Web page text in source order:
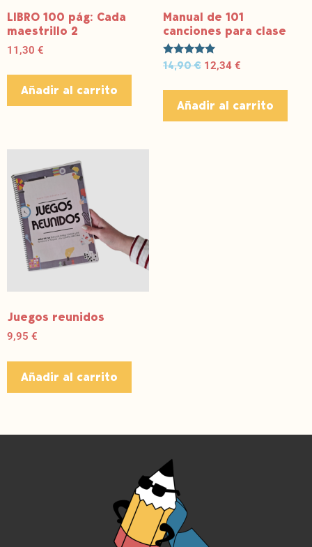
LIBRO 100 pág: Cada
maestrillo 2
11,30 €
Añadir al carrito
Manual de 101
canciones para clase
Valorado
con
de 5
14,90€ 12,34 €
Añadir al carrito
Juegos reunidos
9,95 €
Añadir al carrito